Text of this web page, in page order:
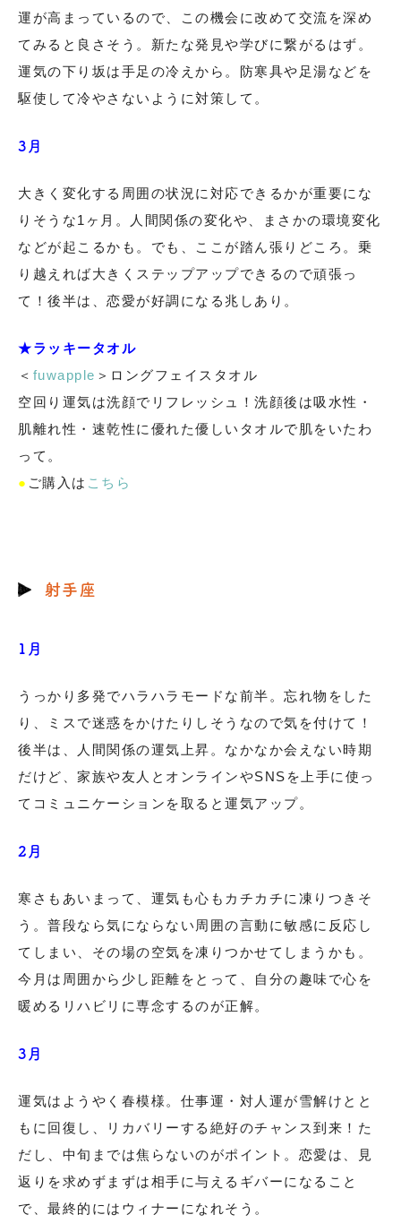
運が高まっているので、この機会に改めて交流を深め
てみると良さそう。新たな発見や学びに繋がるはず。
運気の下り坂は手足の冷えから。防寒具や足湯などを
駆使して冷やさないように対策して。
3月
大きく変化する周囲の状況に対応できるかが重要にな
りそうな1ヶ月。人間関係の変化や、まさかの環境変化
などが起こるかも。でも、ここが踏ん張りどころ。乗
り越えれば大きくステップアップできるので頑張っ
て！後半は、恋愛が好調になる兆しあり。
★ラッキータオル
＜ fuwapple ＞ロングフェイスタオル
空回り運気は洗顔でリフレッシュ！洗顔後は吸水性・
肌離れ性・速乾性に優れた優しいタオルで肌をいたわ
って。
● ご購入は こちら
射手座
1月
うっかり多発でハラハラモードな前半。忘れ物をした
り、ミスで迷惑をかけたりしそうなので気を付けて！
後半は、人間関係の運気上昇。なかなか会えない時期
だけど、家族や友人とオンラインやSNSを上手に使っ
てコミュニケーションを取ると運気アップ。
2月
寒さもあいまって、運気も心もカチカチに凍りつきそ
う。普段なら気にならない周囲の言動に敏感に反応し
てしまい、その場の空気を凍りつかせてしまうかも。
今月は周囲から少し距離をとって、自分の趣味で心を
暖めるリハビリに専念するのが正解。
3月
運気はようやく春模様。仕事運・対人運が雪解けとと
もに回復し、リカバリーする絶好のチャンス到来！た
だし、中旬までは焦らないのがポイント。恋愛は、見
返りを求めずまずは相手に与えるギバーになること
で、最終的にはウィナーになれそう。